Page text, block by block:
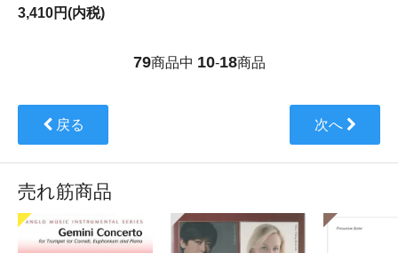
3,410円(内税)
79商品中 10-18商品
戻る 次へ
売れ筋商品